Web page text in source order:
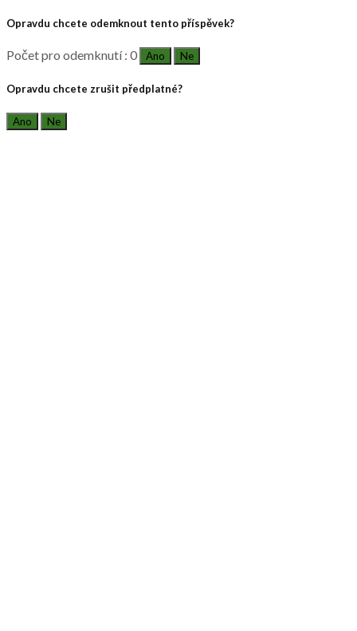
Opravdu chcete odemknout tento příspěvek?
Počet pro odemknutí : 0 Ano Ne
Opravdu chcete zrušit předplatné?
Ano Ne